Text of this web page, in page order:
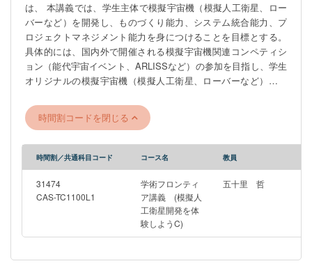
は、 本講義では、学生主体で模擬宇宙機（模擬人工衛星、ロー
バーなど）を開発し、ものづくり能力、システム統合能力、プ
ロジェクトマネジメント能力を身につけることを目標とする。
具体的には、国内外で開催される模擬宇宙機関連コンペティシ
ョン（能代宇宙イベント、ARLISSなど）の参加を目指し、学生
オリジナルの模擬宇宙機（模擬人工衛星、ローバーなど）を開
ミッションを行う模擬宇宙機を開発するかというアイデア出し
から、実際の設計・製造、試験、コンペティションの参加まで
れを体験する。 本講義は1年SセメスターのAから2年Aセメスタ
ーのDまでで構成される。Aから継続的に参加することで、より
効果的に知識・経験を得ることができるが、途中からの参加や
途中までの参加も可能である。
―――――――――――――――――――――――――――――
※このゼミは4月6日（月）6限（18：45～）Zoomで行われる工学
部合同説明会への参加を予定しています。 ZoomのURLは後日
時間割コードを閉じる
時間割／共通科目コード コース名 教員
31474
CAS-TC1100L1
学術フロンティ
ア講義 (模擬人
工衛星開発を体
験しようC)
五十里 哲